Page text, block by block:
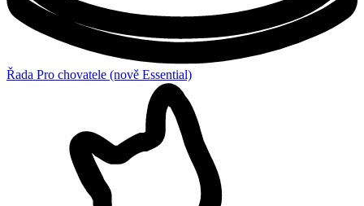
Řada Pro chovatele (nově Essential)